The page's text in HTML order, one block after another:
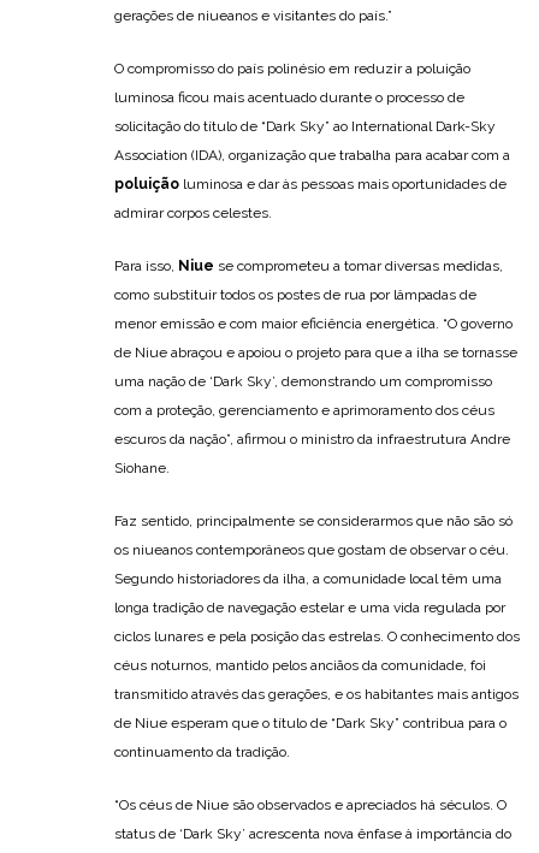
gerações de niueanos e visitantes do país.”
O compromisso do país polinésio em reduzir a poluição
luminosa ficou mais acentuado durante o processo de
solicitação do título de “Dark Sky” ao International Dark-Sky
Association (IDA), organização que trabalha para acabar com a
poluição luminosa e dar às pessoas mais oportunidades de
admirar corpos celestes.
Para isso, Niue se comprometeu a tomar diversas medidas,
como substituir todos os postes de rua por lâmpadas de
menor emissão e com maior eficiência energética. “O governo
de Niue abraçou e apoiou o projeto para que a ilha se tornasse
uma nação de ‘Dark Sky’, demonstrando um compromisso
com a proteção, gerenciamento e aprimoramento dos céus
escuros da nação”, afirmou o ministro da infraestrutura Andre
Siohane.
Faz sentido, principalmente se considerarmos que não são só
os niueanos contemporâneos que gostam de observar o céu.
Segundo historiadores da ilha, a comunidade local têm uma
longa tradição de navegação estelar e uma vida regulada por
ciclos lunares e pela posição das estrelas. O conhecimento dos
céus noturnos, mantido pelos anciãos da comunidade, foi
transmitido através das gerações, e os habitantes mais antigos
de Niue esperam que o título de “Dark Sky” contribua para o
continuamento da tradição.
“Os céus de Niue são observados e apreciados há séculos. O
status de ‘Dark Sky’ acrescenta nova ênfase à importância do